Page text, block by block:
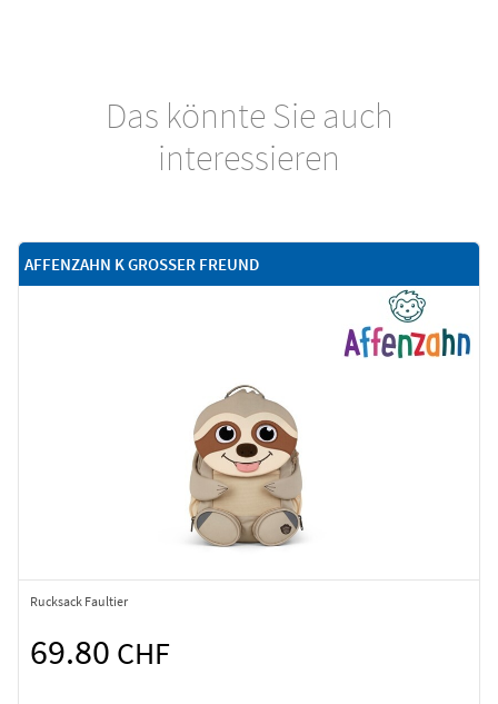
Das könnte Sie auch
interessieren
AFFENZAHN K GROSSER FREUND
Rucksack Faultier
69.80 CHF